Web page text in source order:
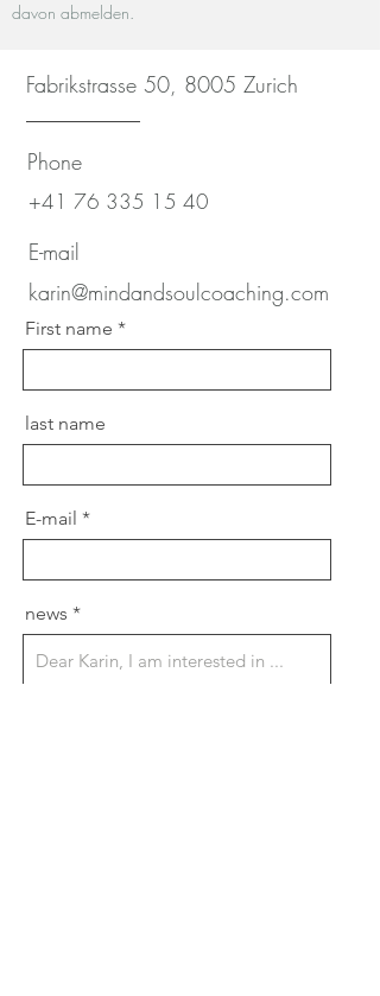
davon abmelden.
Fabrikstrasse 50, 8005 Zurich
Phone
+41 76 335 15 40
E-mail
karin@mindandsoulcoaching.com
First name
last name
E-mail
news